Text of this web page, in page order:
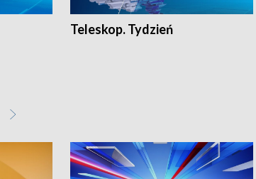
Teleskop. Tydzień